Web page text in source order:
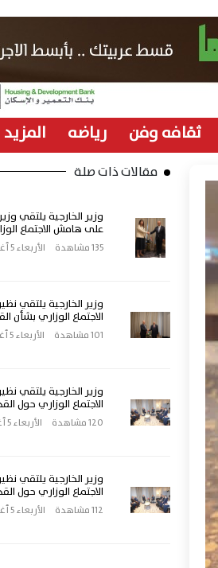
ثقافه وفن رياضه المزيد
مقالات ذات صلة
وزير الخارجية يلتقي
على هامش الاجتماع
135 مشاهدة الأربعاء 5 أغسطس, 2026 19:32
وزير الخارجية يلتقي
الاجتماع الوزاري
101 مشاهدة الأربعاء 5 أغسطس, 2026 19:31
وزير الخارجية يلتقي
الاجتماع الوزاري حول
120 مشاهدة الأربعاء 5 أغسطس, 2026 11:09
وزير الخارجية يلتقي
الاجتماع الوزاري حول
112 مشاهدة الأربعاء 5 أغسطس, 2026 11:06